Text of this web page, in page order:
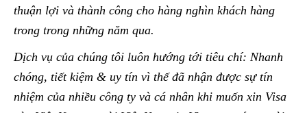
thuận lợi và thành công cho hàng nghìn khách hàng
trong trong những năm qua.
Dịch vụ của chúng tôi luôn hướng tới tiêu chí: Nhanh
chóng, tiết kiệm & uy tín vì thế đã nhận được sự tín
nhiệm của nhiều công ty và cá nhân khi muốn xin Visa